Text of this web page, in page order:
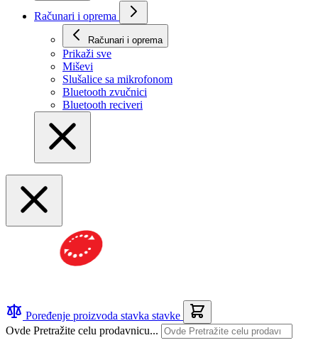
Računari i oprema
Računari i oprema
Prikaži svе
Miševi
Slušalice sa mikrofonom
Bluetooth zvučnici
Bluetooth reciveri
Poređenje proizvoda stavka stavke
Ovde Pretražite celu prodavnicu...